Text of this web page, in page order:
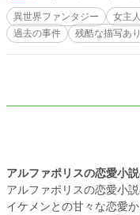
異世界ファンタジー 女主
過去の事件
残酷な描写あり
アルファポリスの恋愛小
アルファポリスの恋愛小
イケメンとの甘々な恋愛